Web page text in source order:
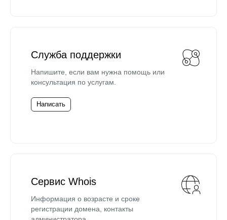
Служба поддержки
Напишите, если вам нужна помощь или
консультация по услугам.
Написать
Сервис Whois
Информация о возрасте и сроке
регистрации домена, контакты